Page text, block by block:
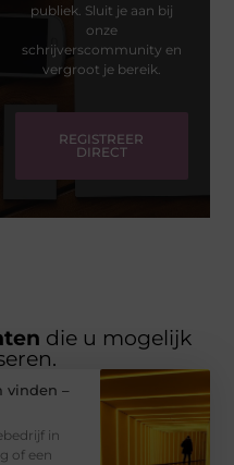
publiek. Sluit je aan bij
onze
schrijverscommunity en
vergroot je bereik.
REGISTREER
DIRECT
die u mogelijk
vinden –
in
of een